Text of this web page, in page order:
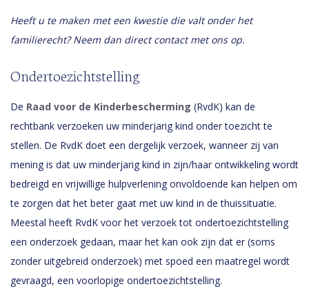
Heeft u te maken met een kwestie die valt onder het
familierecht? Neem dan direct contact met ons op.
Ondertoezichtstelling
De Raad voor de Kinderbescherming (RvdK) kan de
rechtbank verzoeken uw minderjarig kind onder toezicht te
stellen. De RvdK doet een dergelijk verzoek, wanneer zij van
mening is dat uw minderjarig kind in zijn/haar ontwikkeling wordt
bedreigd en vrijwillige hulpverlening onvoldoende kan helpen om
te zorgen dat het beter gaat met uw kind in de thuissituatie.
Meestal heeft RvdK voor het verzoek tot ondertoezichtstelling
een onderzoek gedaan, maar het kan ook zijn dat er (soms
zonder uitgebreid onderzoek) met spoed een maatregel wordt
gevraagd, een voorlopige ondertoezichtstelling.